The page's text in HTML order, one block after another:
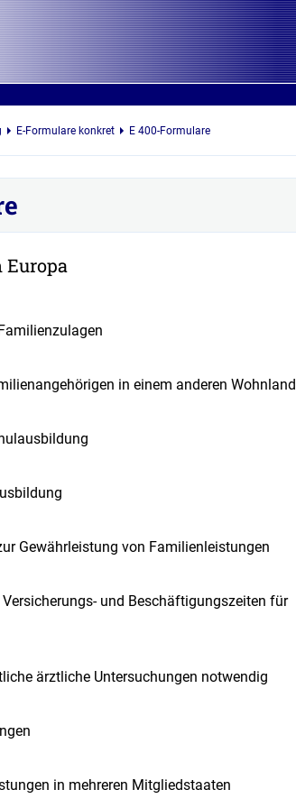
E-Formulare konkret E 400-Formulare
in einem anderen Wohnland
Gewährleistung von Familienleistungen
und Beschäftigungszeiten für
ärztliche Untersuchungen notwendig
in mehreren Mitgliedstaaten